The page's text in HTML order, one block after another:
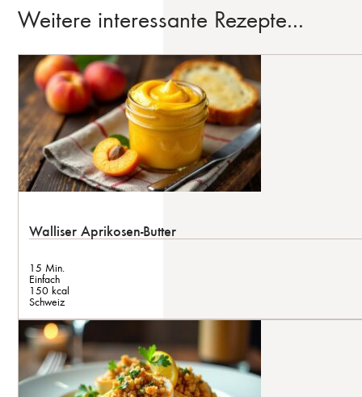
Weitere interessante Rezepte...
Walliser Aprikosen-Butter
15 Min.
Einfach
150 kcal
Schweiz